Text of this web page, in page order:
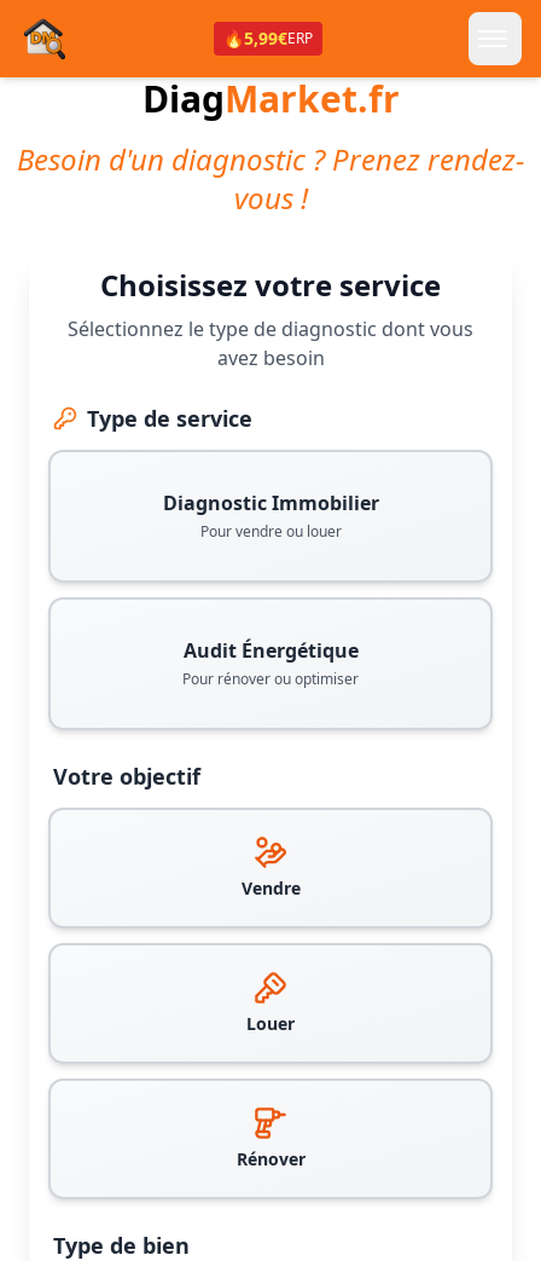
🔥5,99€ERP
DiagMarket.fr
Besoin d'un diagnostic ? Prenez rendez-
vous !
Choisissez votre service
Sélectionnez le type de diagnostic dont vous
avez besoin
Type de service
Diagnostic Immobilier
Pour vendre ou louer
Audit Énergétique
Pour rénover ou optimiser
Votre objectif
Vendre
Louer
Rénover
Type de bien